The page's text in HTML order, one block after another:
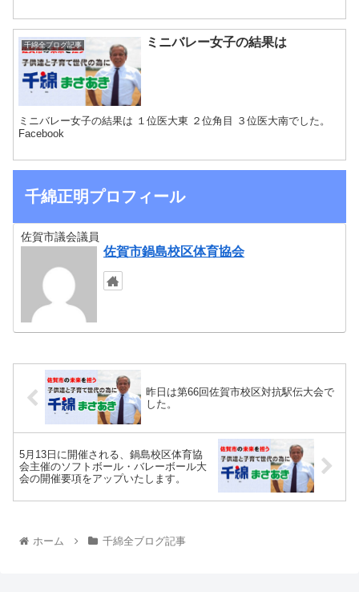
千綿全ブログ記事 ミニバレー女子の結果は
ミニバレー女子の結果は １位医大東 ２位角目 ３位医大南でした。
Facebook
千綿正明プロフィール
佐賀市議会議員
佐賀市鍋島校区体育協会
昨日は第66回佐賀市校区対抗駅伝大会で
した。
5月13日に開催される、鍋島校区体育協
会主催のソフトボール・バレーボール大
会の開催要項をアップいたします。
ホーム 千綿全ブログ記事